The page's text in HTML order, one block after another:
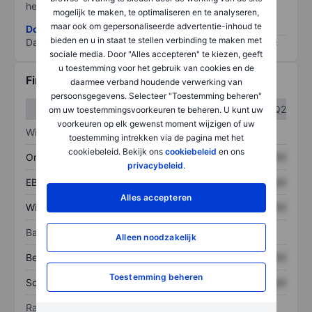
mogelijk te maken, te optimaliseren en te analyseren,
maar ook om gepersonaliseerde advertentie-inhoud te
bieden en u in staat te stellen verbinding te maken met
sociale media. Door "Alles accepteren" te kiezen, geeft
u toestemming voor het gebruik van cookies en de
daarmee verband houdende verwerking van
persoonsgegevens. Selecteer "Toestemming beheren"
om uw toestemmingsvoorkeuren te beheren. U kunt uw
voorkeuren op elk gewenst moment wijzigen of uw
toestemming intrekken via de pagina met het
cookiebeleid. Bekijk ons cookiebeleid en ons
privacybeleid.
Alles accepteren
Alleen noodzakelijk
Toestemming beheren
het grootste risico).
Download de ESG-risicomethodologie
Data provided by
/
Financiële gegevens
Q1
Q2
Winst/verlies
Omzet XXXXXXX XXXXXXX
EBITDA XXXXXXX XXXXXXX
Winst
Balans
Bezittingen
Schulden XXXXXXX
Ratio's